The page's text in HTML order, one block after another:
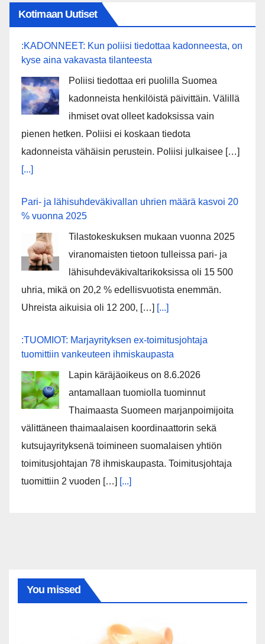
Kotimaan Uutiset
:KADONNEET: Kun poliisi tiedottaa kadonneesta, on
kyse aina vakavasta tilanteesta
Poliisi tiedottaa eri puolilla Suomea
kadonneista henkilöistä päivittäin. Välillä
ihmiset ovat olleet kadoksissa vain
pienen hetken. Poliisi ei koskaan tiedota
kadonneista vähäisin perustein. Poliisi julkaisee […]
[...]
Pari- ja lähisuhdeväkivallan uhrien määrä kasvoi 20
% vuonna 2025
Tilastokeskuksen mukaan vuonna 2025
viranomaisten tietoon tulleissa pari- ja
lähisuhdeväkivaltarikoksissa oli 15 500
uhria, mikä on 20,2 % edellisvuotista enemmän.
Uhreista aikuisia oli 12 200, […] [...]
:TUOMIOT: Marjayrityksen ex-toimitusjohtaja
tuomittiin vankeuteen ihmiskaupasta
Lapin käräjäoikeus on 8.6.2026
antamallaan tuomiolla tuominnut
Thaimaasta Suomeen marjanpoimijoita
välittäneen thaimaalaisen koordinaattorin sekä
kutsujayrityksenä toimineen suomalaisen yhtiön
toimitusjohtajan 78 ihmiskaupasta. Toimitusjohtaja
tuomittiin 2 vuoden […] [...]
You missed